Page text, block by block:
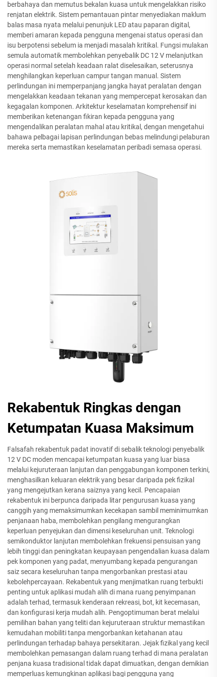
berbahaya dan memutus bekalan kuasa untuk mengelakkan risiko
renjatan elektrik. Sistem pemantauan pintar menyediakan maklum
balas masa nyata melalui penunjuk LED atau paparan digital,
memberi amaran kepada pengguna mengenai status operasi dan
isu berpotensi sebelum ia menjadi masalah kritikal. Fungsi mulakan
semula automatik membolehkan penyebalik DC 12 V melanjutkan
operasi normal setelah keadaan ralat diselesaikan, seterusnya
menghilangkan keperluan campur tangan manual. Sistem
perlindungan ini memperpanjang jangka hayat peralatan dengan
mengelakkan keadaan tekanan yang mempercepat kerosakan dan
kegagalan komponen. Arkitektur keselamatan komprehensif ini
memberikan ketenangan fikiran kepada pengguna yang
mengendalikan peralatan mahal atau kritikal, dengan mengetahui
bahawa pelbagai lapisan perlindungan bebas melindungi pelaburan
mereka serta memastikan keselamatan peribadi semasa operasi.
Rekabentuk Ringkas dengan
Ketumpatan Kuasa Maksimum
Falsafah rekabentuk padat inovatif di sebalik teknologi penyebalik
12 V DC moden mencapai ketumpatan kuasa yang luar biasa
melalui kejuruteraan lanjutan dan penggabungan komponen terkini,
menghasilkan keluaran elektrik yang besar daripada pek fizikal
yang mengejutkan kerana saiznya yang kecil. Pencapaian
rekabentuk ini berpunca daripada litar pengurusan kuasa yang
canggih yang memaksimumkan kecekapan sambil meminimumkan
penjanaan haba, membolehkan pengilang mengurangkan
keperluan penyejukan dan dimensi keseluruhan unit. Teknologi
semikonduktor lanjutan membolehkan frekuensi pensuisan yang
lebih tinggi dan peningkatan keupayaan pengendalian kuasa dalam
pek komponen yang padat, menyumbang kepada pengurangan
saiz secara keseluruhan tanpa mengorbankan prestasi atau
kebolehpercayaan. Rekabentuk yang menjimatkan ruang terbukti
penting untuk aplikasi mudah alih di mana ruang penyimpanan
adalah terhad, termasuk kenderaan rekreasi, bot, kit kecemasan,
dan konfigurasi kerja mudah alih. Pengoptimuman berat melalui
pemilihan bahan yang teliti dan kejuruteraan struktur memastikan
kemudahan mobiliti tanpa mengorbankan ketahanan atau
perlindungan terhadap bahaya persekitaran. Jejak fizikal yang kecil
membolehkan pemasangan dalam ruang terhad di mana peralatan
penjana kuasa tradisional tidak dapat dimuatkan, dengan demikian
memperluas kemungkinan aplikasi bagi pengguna yang